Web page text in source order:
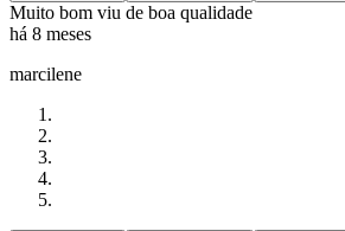
Muito bom viu de boa qualidade
há 8 meses
marcilene